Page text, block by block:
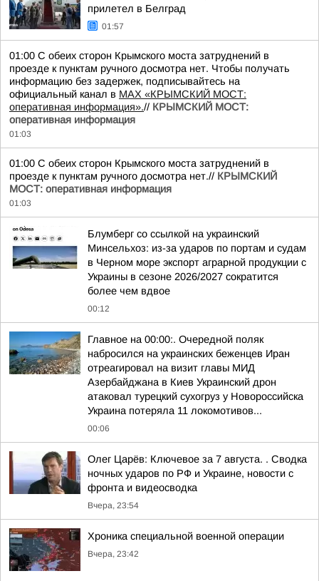
прилетел в Белград
01:57
01:00 С обеих сторон Крымского моста затруднений в
проезде к пунктам ручного досмотра нет. Чтобы получать
информацию без задержек, подписывайтесь на
официальный канал в MAX «КРЫМСКИЙ МОСТ:
оперативная информация».// КРЫМСКИЙ МОСТ:
оперативная информация
01:03
01:00 С обеих сторон Крымского моста затруднений в
проезде к пунктам ручного досмотра нет.// КРЫМСКИЙ
МОСТ: оперативная информация
01:03
Блумберг со ссылкой на украинский
Минсельхоз: из-за ударов по портам и судам
в Черном море экспорт аграрной продукции с
Украины в сезоне 2026/2027 сократится
более чем вдвое
00:12
Главное на 00:00:. Очередной поляк
набросился на украинских беженцев Иран
отреагировал на визит главы МИД
Азербайджана в Киев Украинский дрон
атаковал турецкий сухогруз у Новороссийска
Украина потеряла 11 локомотивов...
00:06
Олег Царёв: Ключевое за 7 августа. . Сводка
ночных ударов по РФ и Украине, новости с
фронта и видеосводка
Вчера, 23:54
Хроника специальной военной операции
Вчера, 23:42